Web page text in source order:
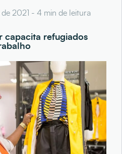
2021 - 4 min de leitura
capacita refugiados